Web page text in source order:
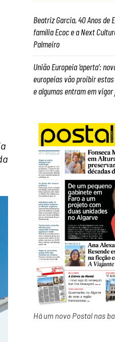
Beatriz Garcia, 40 Anos de
família Ecoc e a Next
Palmeiro
União Europeia ‘aperta’:
europeias vão proibir
e algumas entram em
Há um novo Postal nas